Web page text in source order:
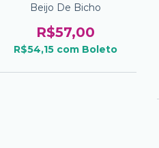
Beijo De Bicho
R$57,00
R$54,15 com Boleto